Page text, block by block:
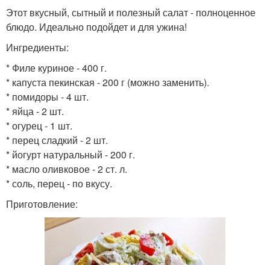
Этот вкусный, сытный и полезный салат - полноценное
блюдо. Идеально подойдет и для ужина!
Ингредиенты:
* Филе куриное - 400 г.
* капуста пекинская - 200 г (можно заменить).
* помидоры - 4 шт.
* яйца - 2 шт.
* огурец - 1 шт.
* перец сладкий - 2 шт.
* йогурт натуральный - 200 г.
* масло оливковое - 2 ст. л.
* соль, перец - по вкусу.
Приготовление: